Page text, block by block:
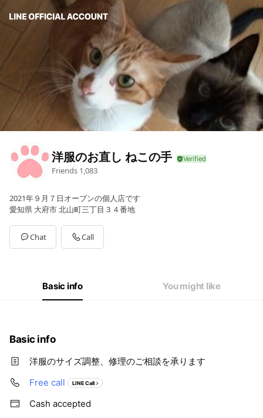
洋服のお直し ねこの手
Friends 1,083
2021年９月７日オープンの個人店です
愛知県 大府市 北山町三丁目３４番地
Chat Call
Basic info You might like
Basic info
洋服のサイズ調整、修理のご相談を承ります
Free call
LINE Call
Cash accepted